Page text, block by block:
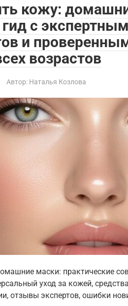
кожу:
с
и
возрастов
Автор: Наталья Козлова
маски: практические
уход за кожей,
отзывы экспертов, ошибки